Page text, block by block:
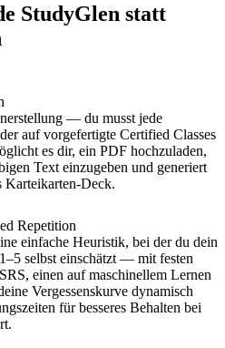
StudyGlen statt
— du musst jede
auf vorgefertigte Certified Classes
es dir, ein PDF hochzuladen,
Text einzugeben und generiert
Karteikarten-Deck.
Repetition
einfache Heuristik, bei der du dein
selbst einschätzt — mit festen
einen auf maschinellem Lernen
Vergessenskurve dynamisch
für besseres Behalten bei